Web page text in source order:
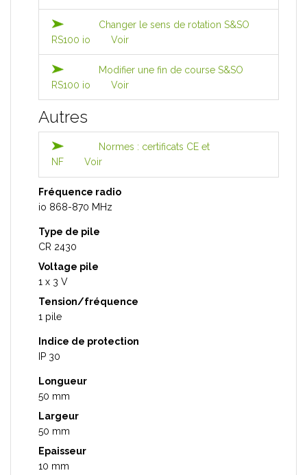
Changer le sens de rotation S&SO
RS100 io
Voir
Modifier une fin de course S&SO
RS100 io
Voir
Autres
Normes : certificats CE et
NF
Voir
Fréquence radio
io 868-870 MHz
Type de pile
CR 2430
Voltage pile
1 x 3 V
Tension/fréquence
1 pile
Indice de protection
IP 30
Longueur
50 mm
Largeur
50 mm
Epaisseur
10 mm